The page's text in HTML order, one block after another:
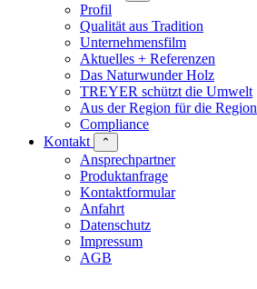
Profil
Qualität aus Tradition
Unternehmensfilm
Aktuelles + Referenzen
Das Naturwunder Holz
TREYER schützt die Umwelt
Aus der Region für die Region
Compliance
Kontakt
⌃
Ansprechpartner
Produktanfrage
Kontaktformular
Anfahrt
Datenschutz
Impressum
AGB